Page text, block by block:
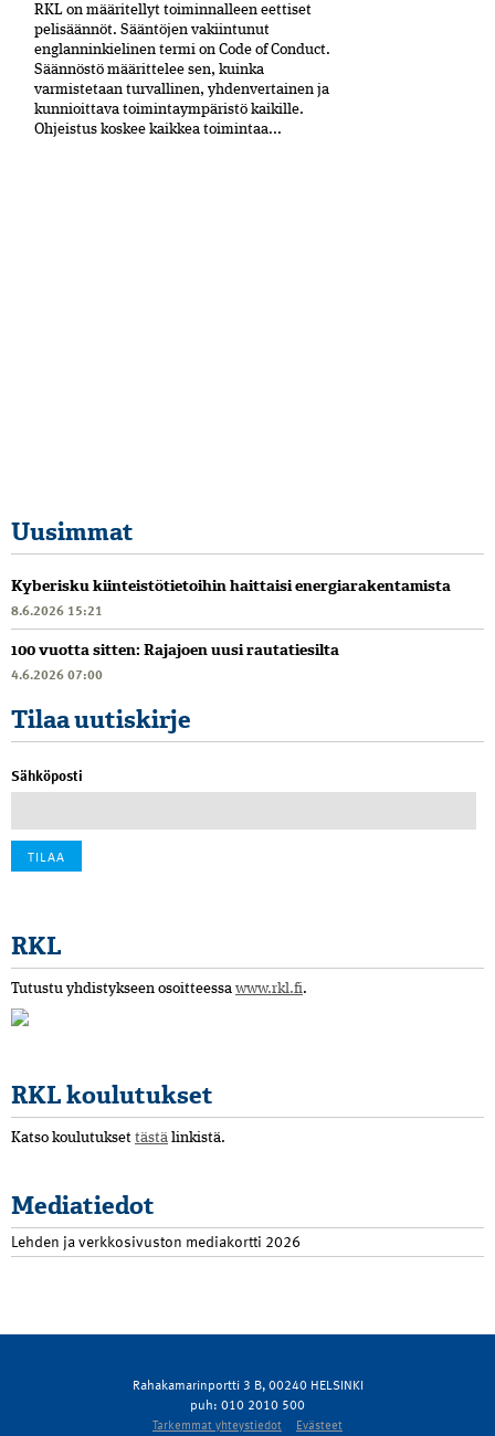
RKL on määritellyt toiminnalleen eettiset
peli­säännöt. Sääntöjen vakiintunut
englanninkielinen termi on Code of Conduct.
Säännöstö määrittelee sen, kuinka
varmistetaan turvallinen, yhdenvertainen ja
kun­nioittava toimintaympäristö kaikille.
Ohjeistus koskee kaikkea toimintaa...
Uusimmat
Kyberisku kiinteistötietoihin haittaisi energiarakentamista
8.6.2026 15:21
100 vuotta sitten: Rajajoen uusi rautatiesilta
4.6.2026 07:00
Tilaa uutiskirje
Sähköposti
RKL
Tutustu yhdistykseen osoitteessa www.rkl.fi.
RKL koulutukset
Katso koulutukset tästä linkistä.
Mediatiedot
Lehden ja verkkosivuston mediakortti 2026
Rahakamarinportti 3 B, 00240 HELSINKI
puh: 010 2010 500
Tarkemmat yhteystiedot Evästeet